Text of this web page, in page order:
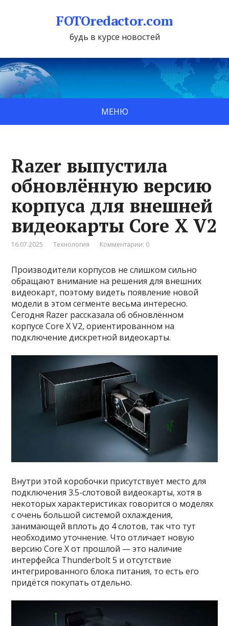
FOTOredactor.com
будь в курсе новостей
МЕНЮ
Razer выпустила
обновлённую версию
корпуса для внешней
видеокарты Core X V2
16.07.2025 Технология Комментарии: 0
Производители корпусов не слишком сильно
обращают внимание на решения для внешних
видеокарт, поэтому видеть появление новой
модели в этом сегменте весьма интересно.
Сегодня Razer рассказала об обновлённом
корпусе Core X V2, ориентированном на
подключение дискретной видеокарты.
Внутри этой коробочки присутствует место для
подключения 3.5-слотовой видеокарты, хотя в
некоторых характеристиках говорится о моделях
с очень большой системой охлаждения,
занимающей вплоть до 4 слотов, так что тут
необходимо уточнение. Что отличает новую
версию Core X от прошлой — это наличие
интерфейса Thunderbolt 5 и отсутствие
интегрированного блока питания, то есть его
придётся покупать отдельно.